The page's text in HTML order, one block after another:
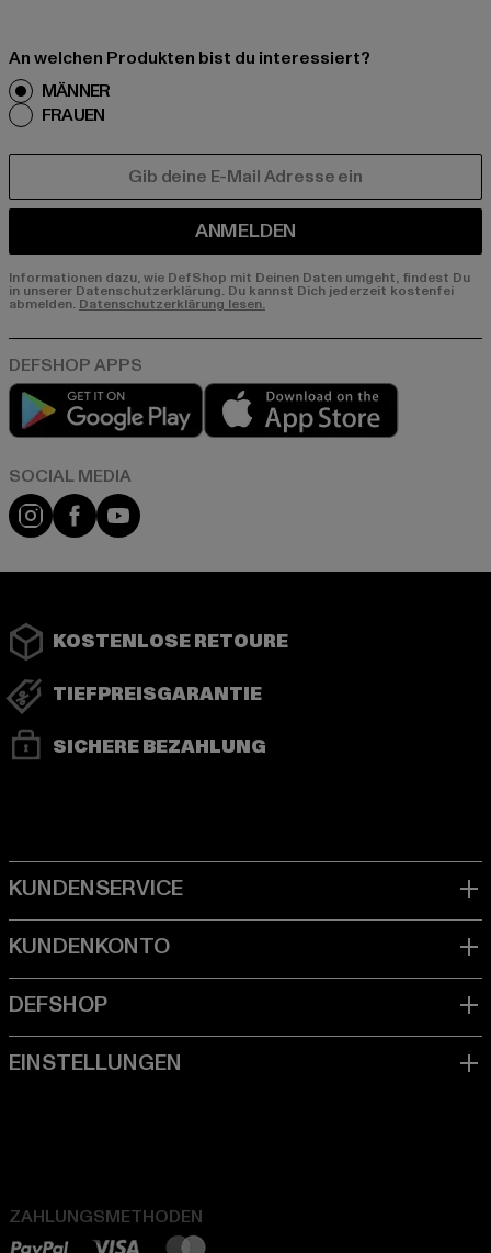
An welchen Produkten bist du interessiert?
MÄNNER
FRAUEN
ANMELDEN
Informationen dazu, wie DefShop mit Deinen Daten umgeht, findest Du
in unserer Datenschutzerklärung. Du kannst Dich jederzeit kostenfei
abmelden. Datenschutzerklärung lesen.
Play market
Instagram
FacebookYouTube
KOSTENLOSE RETOURE
TIEFPREISGARANTIE
SICHERE BEZAHLUNG
ZAHLUNGSMETHODEN